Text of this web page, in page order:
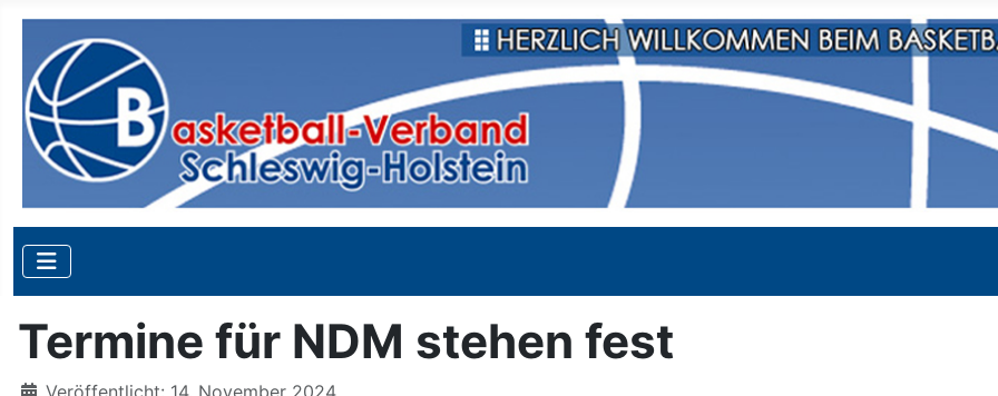
Termine für NDM stehen fest
Details
Veröffentlicht: 14. November 2024